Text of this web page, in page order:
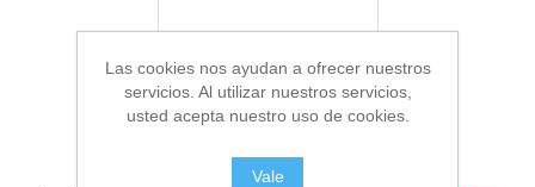
Las cookies nos ayudan a ofrecer nuestros
servicios. Al utilizar nuestros servicios,
usted acepta nuestro uso de cookies.
Vale